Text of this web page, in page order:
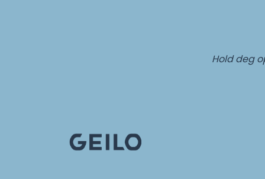
Hold deg